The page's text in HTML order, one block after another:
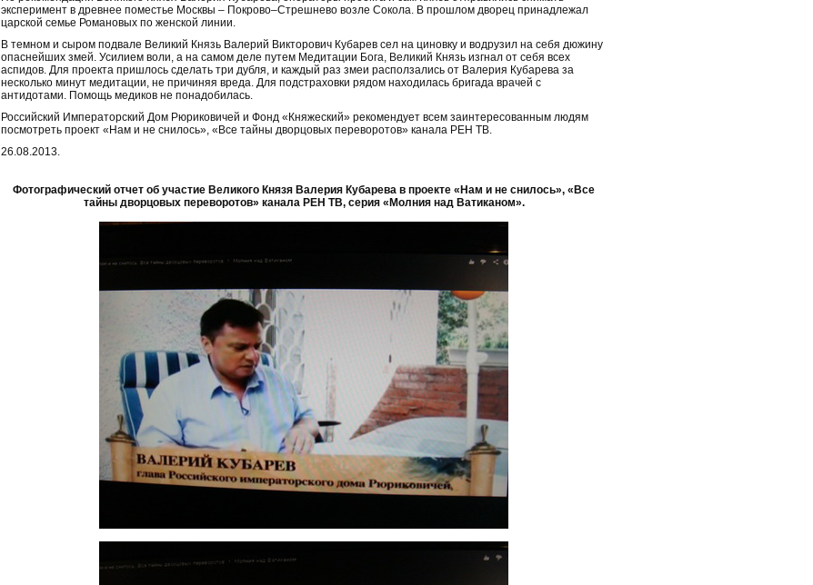
эксперимент в древнее поместье Москвы – Покрово–Стрешнево возле Сокола. В прошлом дворец принадлежал
царской семье Романовых по женской линии.
В темном и сыром подвале Великий Князь Валерий Викторович Кубарев сел на циновку и водрузил на себя дюжину
опаснейших змей. Усилием воли, а на самом деле путем Медитации Бога, Великий Князь изгнал от себя всех
аспидов. Для проекта пришлось сделать три дубля, и каждый раз змеи расползались от Валерия Кубарева за
несколько минут медитации, не причиняя вреда. Для подстраховки рядом находилась бригада врачей с
антидотами. Помощь медиков не понадобилась.
Российский Императорский Дом Рюриковичей и Фонд «Княжеский» рекомендует всем заинтересованным людям
посмотреть проект «Нам и не снилось», «Все тайны дворцовых переворотов» канала РЕН ТВ.
26.08.2013.
Фотографический отчет об участие Великого Князя Валерия Кубарева в проекте «Нам и не снилось», «Все
тайны дворцовых переворотов» канала РЕН ТВ, серия «Молния над Ватиканом».